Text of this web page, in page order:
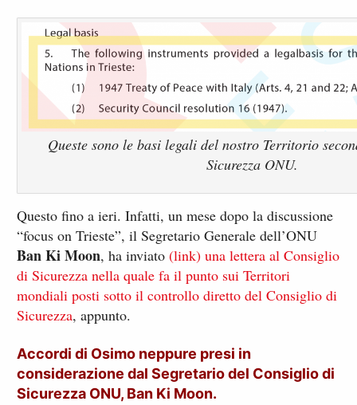
Queste sono le basi legali del nostro Territorio
Sicurezza ONU.
Questo fino a ieri. Infatti, un mese dopo la discussione
“focus on Trieste”, il Segretario Generale dell’ONU
Ban Ki Moon, ha inviato(link) una lettera al Consiglio
di Sicurezza nella quale fa il punto sui Territori
mondiali posti sotto il controllo diretto del Consiglio di
Sicurezza, appunto.
Accordi di Osimo neppure presi in
considerazione dal Segretario del Consiglio di
Sicurezza ONU, Ban Ki Moon.